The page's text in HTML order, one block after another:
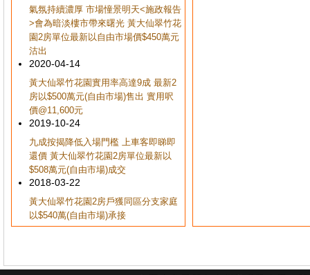
氣氛持續濃厚 市場憧景明天<施政報告
>會為暗淡樓市帶來曙光 黃大仙翠竹花
園2房單位最新以自由市場價$450萬元
沽出
2020-04-14
黃大仙翠竹花園實用率高達9成 最新2
房以$500萬元(自由市場)售出 實用呎
價@11,600元
2019-10-24
九成按揭降低入場門檻 上車客即睇即
還價 黃大仙翠竹花園2房單位最新以
$508萬元(自由市場)成交
2018-03-22
黃大仙翠竹花園2房戶獲同區分支家庭
以$540萬(自由市場)承接